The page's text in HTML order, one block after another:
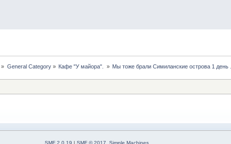
» General Category» Кафе "У майора". » Мы тоже брали Симиланские острова 1 день .
SMF 2.0.19 | SMF © 2017 Simple Machines